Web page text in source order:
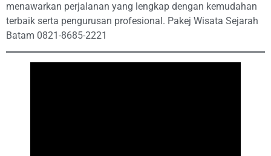
menawarkan perjalanan yang lengkap dengan kemudahan
terbaik serta pengurusan profesional. Pakej Wisata Sejarah
Batam 0821-8685-2221